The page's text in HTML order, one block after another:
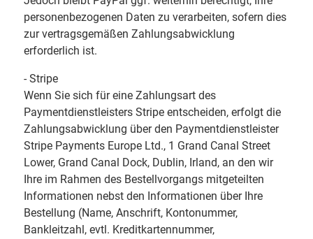
personenbezogenen Daten zu verarbeiten, sofern dies
zur vertragsgemäßen Zahlungsabwicklung
erforderlich ist.
- Stripe
Wenn Sie sich für eine Zahlungsart des
Paymentdienstleisters Stripe entscheiden, erfolgt die
Zahlungsabwicklung über den Paymentdienstleister
Stripe Payments Europe Ltd., 1 Grand Canal Street
Lower, Grand Canal Dock, Dublin, Irland, an den wir
Ihre im Rahmen des Bestellvorgangs mitgeteilten
Informationen nebst den Informationen über Ihre
Bestellung (Name, Anschrift, Kontonummer,
Bankleitzahl, evtl. Kreditkartennummer,